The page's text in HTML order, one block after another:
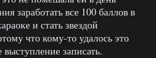
заработать все 100 баллов в
и стать звездой
что кому-то удалось это
записать.